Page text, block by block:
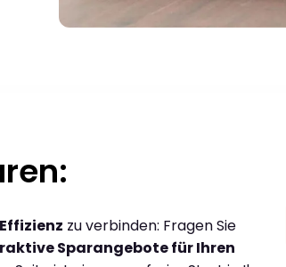
zu verbinden: Fragen Sie
Sparangebote für Ihren